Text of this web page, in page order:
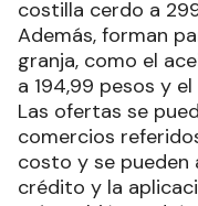
costilla cerdo a
Además, forman
granja, como el
a 194,99 pesos y
Las ofertas se
comercios
costo y se
crédito y la